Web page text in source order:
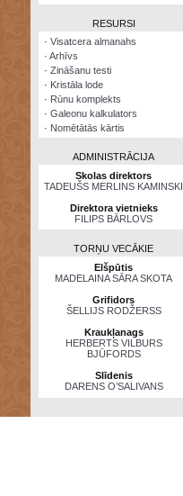
RESURSI
· Visatcera almanahs
· Arhīvs
· Zināšanu testi
· Kristāla lode
· Rūnu komplekts
· Galeonu kalkulators
· Nomētātās kārtis
ADMINISTRĀCIJA
Skolas direktors
TADEUŠS MERLINS KAMINSKI
Direktora vietnieks
FILIPS BĀRLOVS
TORŅU VECĀKIE
Elšpūtis
MADELAINA SĀRA SKOTA
Grifidors
ŠELLIJS RODŽERSS
Kraukļanags
HERBERTS VILBURS
BJŪFORDS
Slīdenis
DARENS O’SALIVANS